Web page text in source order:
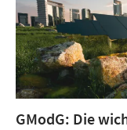
GModG: Die